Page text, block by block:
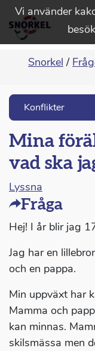
Vi använder
Snorkel /
Konflikter
Mina
vad ska
Lyssna
Fråga
Hej! I år blir jag
Jag har en
och en pappa.
Min uppväxt har
Mamma och
kan minnas.
skilsmässa men